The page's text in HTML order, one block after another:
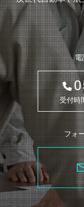
電
受付
フォ